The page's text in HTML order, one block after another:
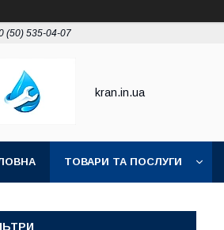
(50) 535-04-07
kran.in.ua
ТОВАРИ ТА ПОСЛУГИ